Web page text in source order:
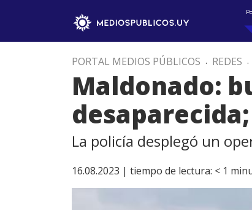
PORTAL MEDIOS PÚBLICOS . REDES .
Maldonado:
La policía desplegó un
16.08.2023 | tiempo de lectura: < 1